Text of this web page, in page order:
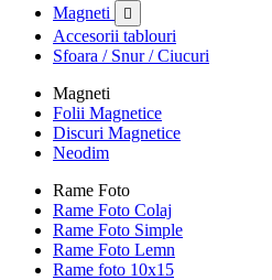
Magneti

Accesorii tablouri
Sfoara / Snur / Ciucuri
Magneti
Folii Magnetice
Discuri Magnetice
Neodim
Rame Foto
Rame Foto Colaj
Rame Foto Simple
Rame Foto Lemn
Rame foto 10x15